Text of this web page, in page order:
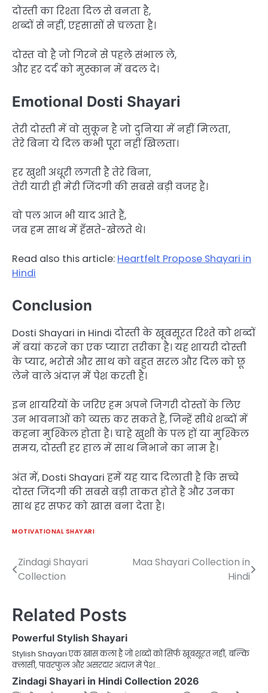
दोस्ती का रिश्ता दिल से बनता है,
शब्दों से नहीं, एहसासों से चलता है।
दोस्त वो है जो गिरने से पहले संभाल ले,
और हर दर्द को मुस्कान में बदल दे।
Emotional Dosti Shayari
तेरी दोस्ती में वो सुकून है जो दुनिया में नहीं मिलता,
तेरे बिना ये दिल कभी पूरा नहीं खिलता।
हर खुशी अधूरी लगती है तेरे बिना,
तेरी यारी ही मेरी जिंदगी की सबसे बड़ी वजह है।
वो पल आज भी याद आते हैं,
जब हम साथ में हँसते-खेलते थे।
Read also this article: Heartfelt Propose Shayari in
Hindi
Conclusion
Dosti Shayari in Hindi दोस्ती के खूबसूरत रिश्ते को शब्दों
में बयां करने का एक प्यारा तरीका है। यह शायरी दोस्ती
के प्यार, भरोसे और साथ को बहुत सरल और दिल को छू
लेने वाले अंदाज़ में पेश करती है।
इन शायरियों के जरिए हम अपने जिगरी दोस्तों के लिए
उन भावनाओं को व्यक्त कर सकते हैं, जिन्हें सीधे शब्दों में
कहना मुश्किल होता है। चाहे खुशी के पल हों या मुश्किल
समय, दोस्ती हर हाल में साथ निभाने का नाम है।
अंत में, Dosti Shayari हमें यह याद दिलाती है कि सच्चे
दोस्त जिंदगी की सबसे बड़ी ताकत होते हैं और उनका
साथ हर सफर को खास बना देता है।
MOTIVATIONAL SHAYARI
Post
Zindagi Shayari
Collection
Maa Shayari Collection in
Hindi
Related Posts
Powerful Stylish Shayari
Stylish Shayari एक खास कला है जो शब्दों को सिर्फ खूबसूरत नहीं, बल्कि
क्लासी, पावरफुल और असरदार अंदाज़ में पेश…
Zindagi Shayari in Hindi Collection 2026